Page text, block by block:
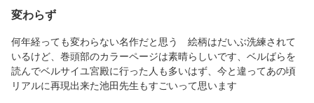
変わらず
何年経っても変わらない名作だと思う 絵柄はだいぶ洗練されて
いるけど、巻頭部のカラーページは素晴らしいです、ベルばらを
読んでベルサイユ宮殿に行った人も多いはず、今と違ってあの頃
リアルに再現出来た池田先生もすごいって思います